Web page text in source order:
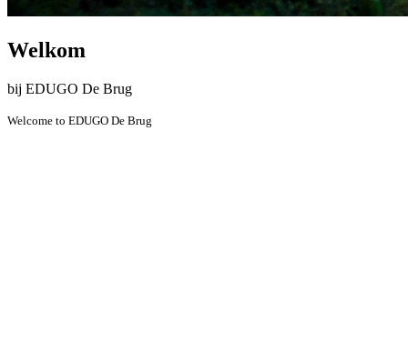
Welkom
bij EDUGO De Brug
Welcome to EDUGO De Brug